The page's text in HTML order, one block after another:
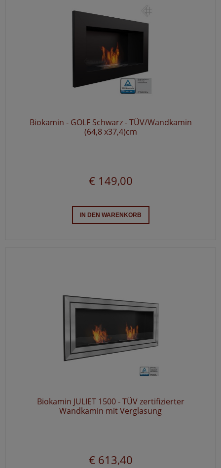
Biokamin - GOLF Schwarz - TÜV/Wandkamin
(64,8 x37,4)cm
€ 149,00
IN DEN WARENKORB
Biokamin JULIET 1500 - TÜV zertifizierter
Wandkamin mit Verglasung
€ 613,40